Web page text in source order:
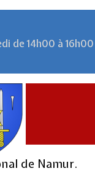
de 14h00 à
de Namur.